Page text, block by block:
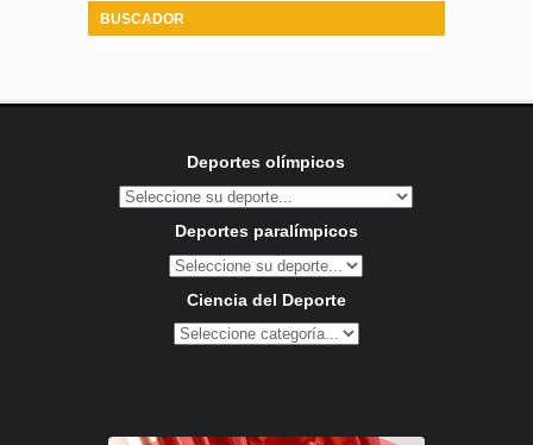
BUSCADOR
Deportes olímpicos
Deportes paralímpicos
Ciencia del Deporte